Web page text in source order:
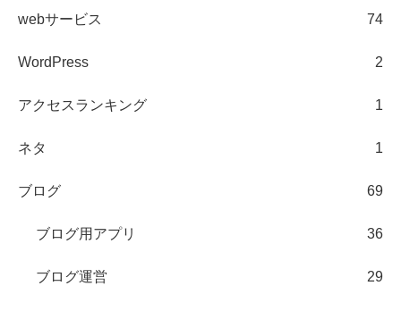
webサービス 74
WordPress 2
アクセスランキング 1
ネタ 1
ブログ 69
ブログ用アプリ 36
ブログ運営 29